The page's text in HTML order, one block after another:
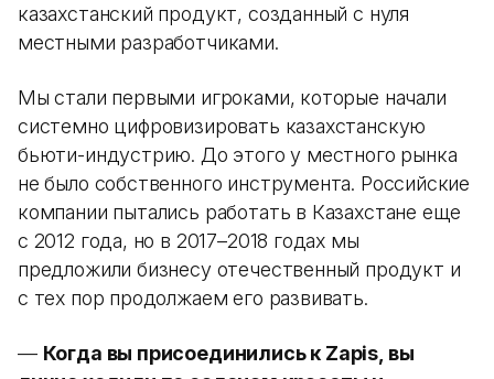
казахстанский продукт, созданный с нуля
местными разработчиками.
Мы стали первыми игроками, которые начали
системно цифровизировать казахстанскую
бьюти-индустрию. До этого у местного рынка
не было собственного инструмента. Российские
компании пытались работать в Казахстане еще
с 2012 года, но в 2017–2018 годах мы
предложили бизнесу отечественный продукт и
с тех пор продолжаем его развивать.
— Когда вы присоединились к Zapis, вы